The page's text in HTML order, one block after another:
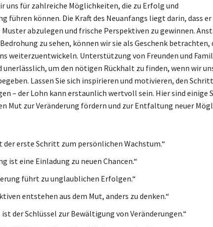
uns für zahlreiche Möglichkeiten, die zu Erfolg und
führen können. Die Kraft des Neuanfangs liegt darin, dass er
abzulegen und frische Perspektiven zu gewinnen.
zu sehen, können wir sie als Geschenk betrachten,
weiterzuentwickeln. Unterstützung von Freunden und
um den nötigen Rückhalt zu finden, wenn wir
Lassen Sie sich inspirieren und motivieren, den
– der Lohn kann erstaunlich wertvoll sein. Hier sind einige
Mut zur Veränderung fördern und zur Entfaltung neuer
der erste Schritt zum persönlichen Wachstum.“
ist eine Einladung zu neuen Chancen.“
führt zu unglaublichen Erfolgen.“
entstehen aus dem Mut, anders zu denken.“
ist der Schlüssel zur Bewältigung von Veränderungen.“